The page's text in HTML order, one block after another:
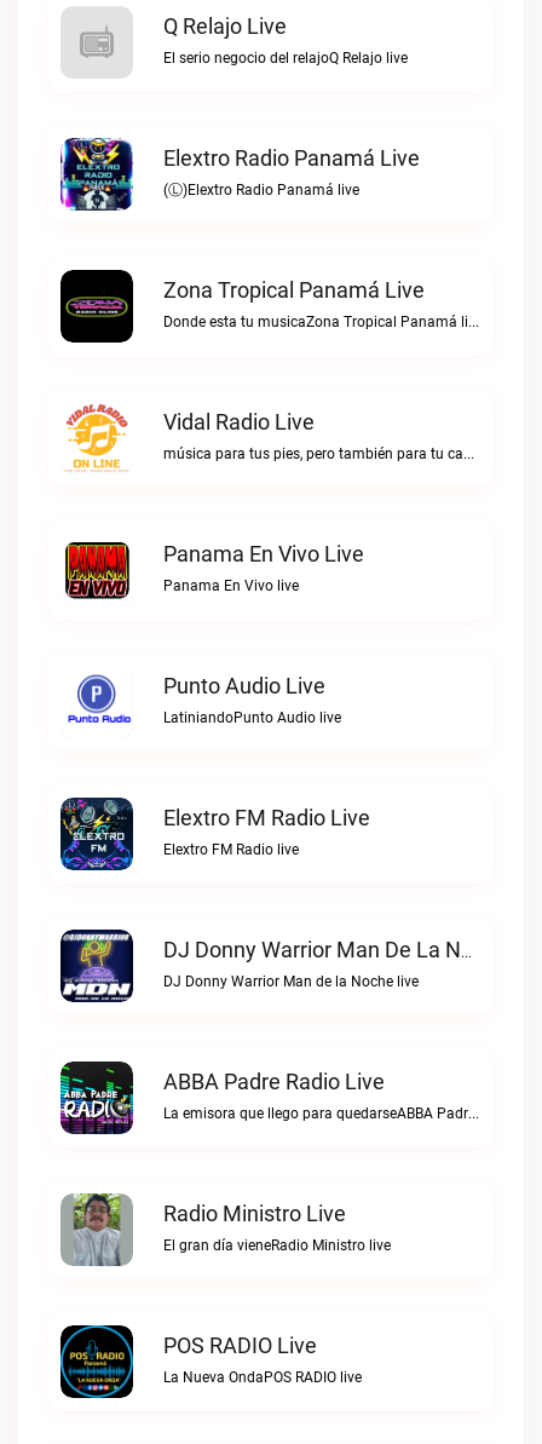
Q Relajo Live
El serio negocio del relajoQ Relajo live
Elextro Radio Panamá Live
(Ⓛ)Elextro Radio Panamá live
Zona Tropical Panamá Live
Donde esta tu musicaZona Tropical Panamá live
Vidal Radio Live
música para tus pies, pero también para tu cabezaVidal Radio live
Panama En Vivo Live
Panama En Vivo live
Punto Audio Live
LatiniandoPunto Audio live
Elextro FM Radio Live
Elextro FM Radio live
DJ Donny Warrior Man De La Noche Live
DJ Donny Warrior Man de la Noche live
ABBA Padre Radio Live
La emisora que llego para quedarseABBA Padre Radio live
Radio Ministro Live
El gran día vieneRadio Ministro live
POS RADIO Live
La Nueva OndaPOS RADIO live